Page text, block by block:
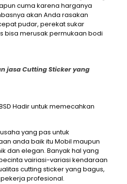
cuma karena harganya
akan Anda rasakan
pudar, perekat sukar
bisa merusak permukaan bodi
jasa Cutting Sticker yang
Hadir untuk memecahkan
yang pas untuk
anda baik itu Mobil maupun
dan elegan. Banyak hal yang
vairiasi-variasi kendaraan
cutting sticker yang bagus,
profesional.